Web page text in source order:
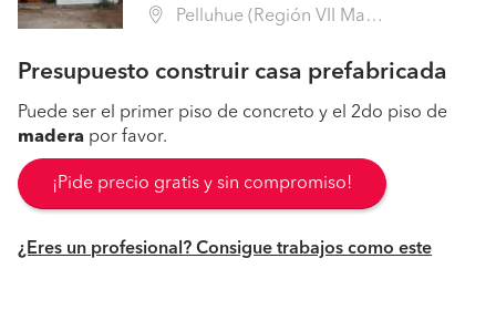
Pelluhue (Región VII Maule - Cauquenes)
Presupuesto construir casa prefabricada
Puede ser el primer piso de concreto y el 2do piso de
madera por favor.
¡Pide precio gratis y sin compromiso!
¿Eres un profesional? Consigue trabajos como este